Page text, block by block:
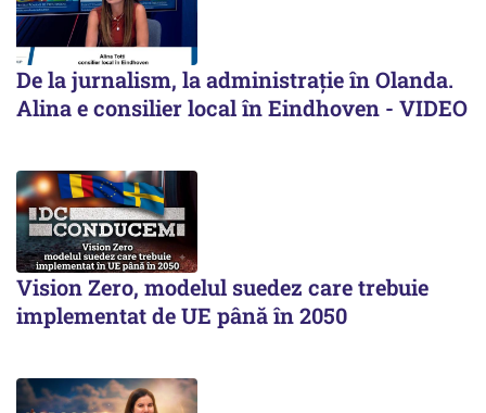
De la jurnalism, la administrație în Olanda.
Alina e consilier local în Eindhoven - VIDEO
Vision Zero, modelul suedez care trebuie
implementat de UE până în 2050